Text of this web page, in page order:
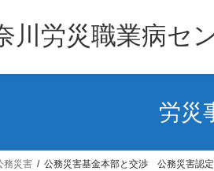
川労災職業病セ
労災
務災害 公務災害基金本部と交渉 公務災害認定